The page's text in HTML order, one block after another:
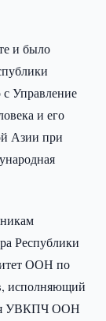
и было
с Управление
и его
Азии при
Республики
ООН по
исполняющий
УВКПЧ ООН